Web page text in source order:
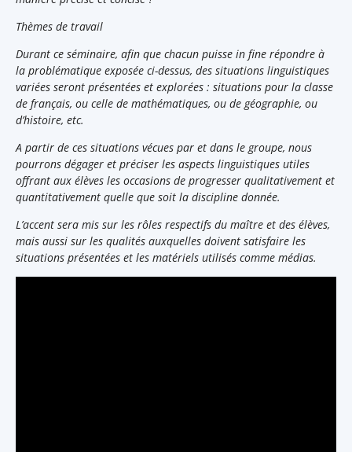
Thèmes de travail
Durant ce séminaire, afin que chacun puisse in fine répondre à
la problématique exposée ci-dessus, des situations linguistiques
variées seront présentées et explorées : situations pour la classe
de français, ou celle de mathématiques, ou de géographie, ou
d’histoire, etc.
A partir de ces situations vécues par et dans le groupe, nous
pourrons dégager et préciser les aspects linguistiques utiles
offrant aux élèves les occasions de progresser qualitativement et
quantitativement quelle que soit la discipline donnée.
L’accent sera mis sur les rôles respectifs du maître et des élèves,
mais aussi sur les qualités auxquelles doivent satisfaire les
situations présentées et les matériels utilisés comme médias.